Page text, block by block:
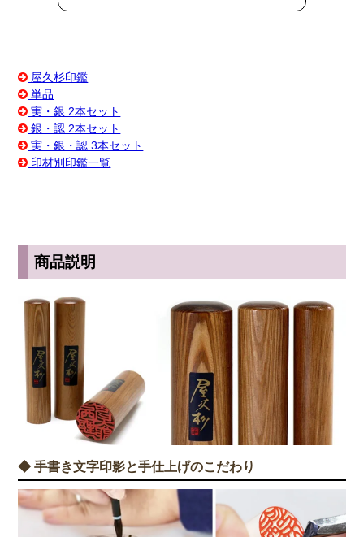
屋久杉印鑑
単品
実・銀 2本セット
銀・認 2本セット
実・銀・認 3本セット
印材別印鑑一覧
商品説明
◆ 手書き文字印影と手仕上げのこだわり